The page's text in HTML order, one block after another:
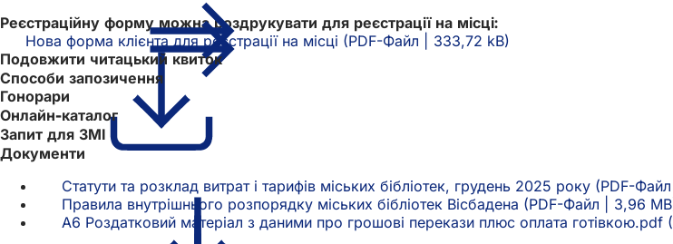
Реєстраційну форму можна роздрукувати для реєстрації на місці:
Нова форма клієнта для реєстрації на місці
PDF-Файл
333,72 kB
Подовжити читацький квиток
Способи запозичення
Гонорари
Онлайн-каталог
Запит для ЗМІ
Документи
Статути та розклад витрат і тарифів міських бібліотек, грудень 2025 року PDF-Файл
Правила внутрішнього розпорядку міських бібліотек Вісбадена
PDF-Файл
3,96 MB
A6 Роздатковий матеріал з даними про грошові перекази плюс оплата готівкою.pdf